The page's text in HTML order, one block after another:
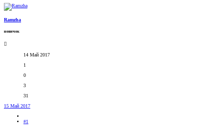
Ramzha
новичок
14 Май 2017
1
0
3
31
15 Май 2017
#1